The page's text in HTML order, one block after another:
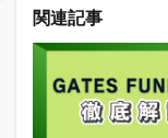
関連記事